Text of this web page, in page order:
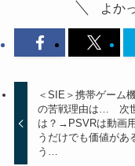
よか
＜SIE＞携帯ゲーム
の苦戦理由は… 次
は？→PSVRは動画
うだけでも価値があ
う…